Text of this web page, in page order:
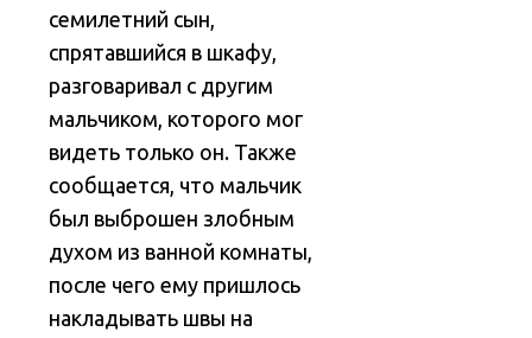
семилетний сын,
спрятавшийся в шкафу,
разговаривал с другим
мальчиком, которого мог
видеть только он. Также
сообщается, что мальчик
был выброшен злобным
духом из ванной комнаты,
после чего ему пришлось
накладывать швы на